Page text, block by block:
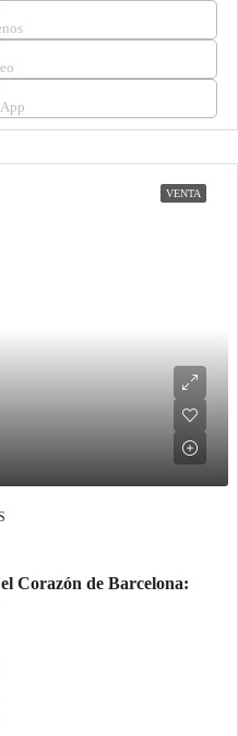
VENTA
Corazón de Barcelona: